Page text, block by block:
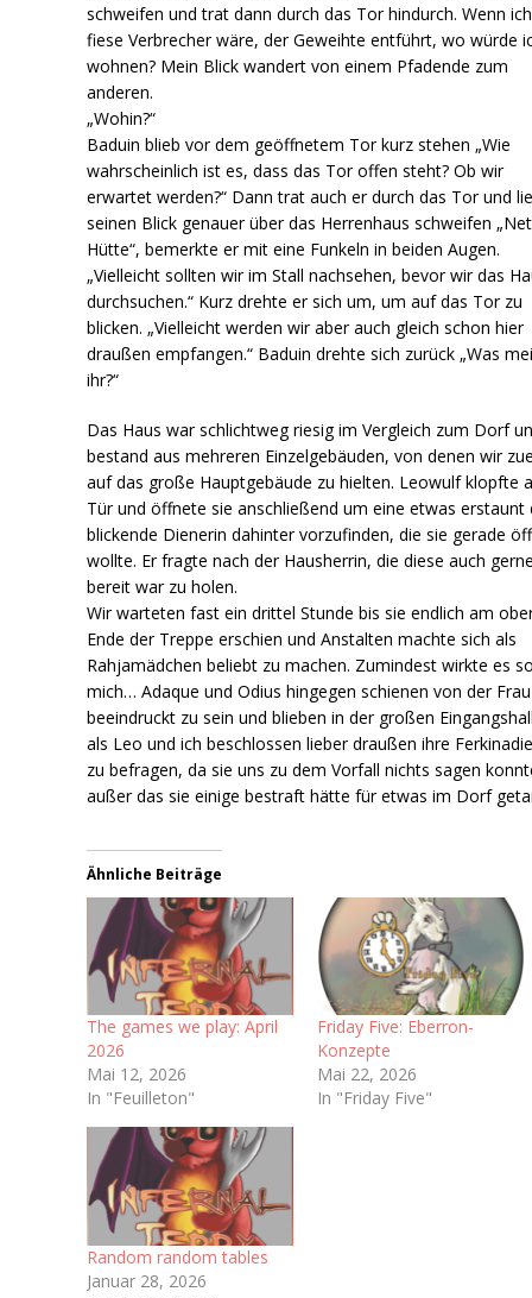
schweifen und trat dann durch das Tor hindurch. Wenn
fiese Verbrecher wäre, der Geweihte entführt, wo würde
wohnen? Mein Blick wandert von einem Pfadende zum
anderen.
„Wohin?“
Baduin blieb vor dem geöffnetem Tor kurz stehen „Wie
wahrscheinlich ist es, dass das Tor offen steht? Ob wir
erwartet werden?“ Dann trat auch er durch das Tor und
seinen Blick genauer über das Herrenhaus schweifen
Hütte“, bemerkte er mit eine Funkeln in beiden Augen.
„Vielleicht sollten wir im Stall nachsehen, bevor wir das
durchsuchen.“ Kurz drehte er sich um, um auf das Tor zu
blicken. „Vielleicht werden wir aber auch gleich schon hier
draußen empfangen.“ Baduin drehte sich zurück „Was
ihr?“
Das Haus war schlichtweg riesig im Vergleich zum Dorf
bestand aus mehreren Einzelgebäuden, von denen wir
auf das große Hauptgebäude zu hielten. Leowulf klopfte
Tür und öffnete sie anschließend um eine etwas erstaunt
blickende Dienerin dahinter vorzufinden, die sie gerade
wollte. Er fragte nach der Hausherrin, die diese auch
bereit war zu holen.
Wir warteten fast ein drittel Stunde bis sie endlich am
Ende der Treppe erschien und Anstalten machte sich als
Rahjamädchen beliebt zu machen. Zumindest wirkte es
mich… Adaque und Odius hingegen schienen von der
beeindruckt zu sein und blieben in der großen
als Leo und ich beschlossen lieber draußen ihre
zu befragen, da sie uns zu dem Vorfall nichts sagen
außer das sie einige bestraft hätte für etwas im Dorf
Ähnliche Beiträge
The games we play: April
2026
Mai 12, 2026
In "Feuilleton"
Friday Five: Eberron-
Konzepte
Mai 22, 2026
In "Friday Five"
Random random tables
Januar 28, 2026